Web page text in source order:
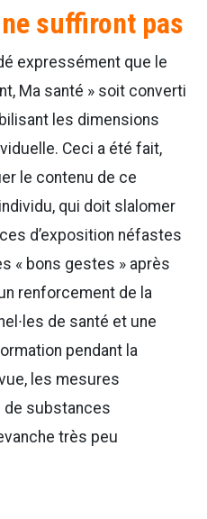
suffiront pas
expressément que le
Ma santé » soit converti
les dimensions
Ceci a été fait,
le contenu de ce
qui doit slalomer
d’exposition néfastes
« bons gestes » après
renforcement de la
de santé et une
pendant la
les mesures
substances
très peu